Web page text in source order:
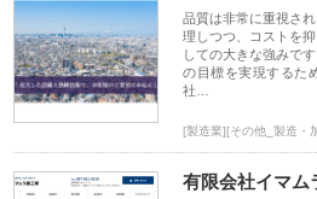
品質は非常に重視さ
理しつつ、コストを
しての大きな強みで
の目標を実現するた
社…
[製造業][その他_製造・
有限会社イマム